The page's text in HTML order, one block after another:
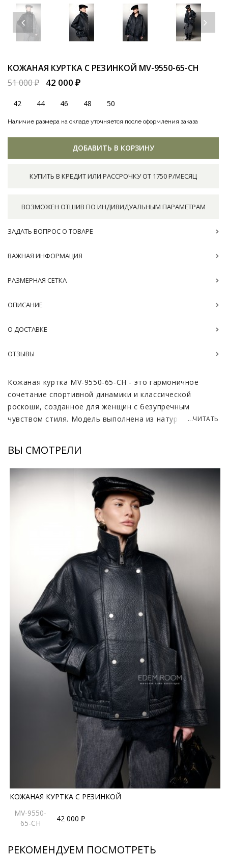
КОЖАНАЯ КУРТКА С РЕЗИНКОЙ MV-9550-65-CH
51 000 ₽
42 000 ₽
42 44 46 48 50
Наличие размера на складе уточняется после оформления заказа
ДОБАВИТЬ В КОРЗИНУ
КУПИТЬ В КРЕДИТ ИЛИ РАССРОЧКУ ОТ 1750 Р/МЕСЯЦ
ВОЗМОЖЕН ОТШИВ ПО ИНДИВИДУАЛЬНЫМ ПАРАМЕТРАМ
ЗАДАТЬ ВОПРОС О ТОВАРЕ
ВАЖНАЯ ИНФОРМАЦИЯ
РАЗМЕРНАЯ СЕТКА
ОПИСАНИЕ
О ДОСТАВКЕ
ОТЗЫВЫ
Кожаная куртка MV-9550-65-CH - это гармоничное
сочетание спортивной динамики и классической
роскоши, созданное для женщин с безупречным
чувством стиля. Модель выполнена из натуральной
матовым блеском. Глубокий черный цвет
подчеркивает элитарный характер изделия и делает
его универсальным базовым элементом для создания
множества дорогих образов. Наличие мягкой резинки
по нижнему краю обеспечивает идеальную посадку по
фигуре и дополнительную защиту от ветра, сохраняя
при этом легкость и актуальность силуэта.
Натуральная кожа высокого класса обладает
превосходными защитными свойствами и дарит
ощущение исключительного комфорта в любую
погоду. Лаконичный дизайн в сочетании с дорогой
фактурой материала акцентирует внимание на
высоком статусе владелицы. Такая вещь станет
достойным подтверждением вашего стремления
окружать себя только качественными вещами,
которые выглядят безупречно в любой ситуации.
Куртка отлично комбинируется как с классическими
брюками, так и с более расслабленными вариантами
повседневного гардероба, неизменно добавляя образу
нотку шика и уверенности. Выбирая данную модель, вы
делаете ставку на эстетическое совершенство и
мастерство исполнения, которые остаются
актуальными вне времени. Каждое прикосновение к
материалу и идеальная подгонка деталей дарят
чувство подлинной роскоши при каждой носке.
*описание несет информационный характер, состав и
правила ухода могут быть изменены производителем
...ЧИТАТЬ
ВЫ СМОТРЕЛИ
КОЖАНАЯ КУРТКА С РЕЗИНКОЙ
MV-9550-
65-CH
42 000 ₽
РЕКОМЕНДУЕМ ПОСМОТРЕТЬ